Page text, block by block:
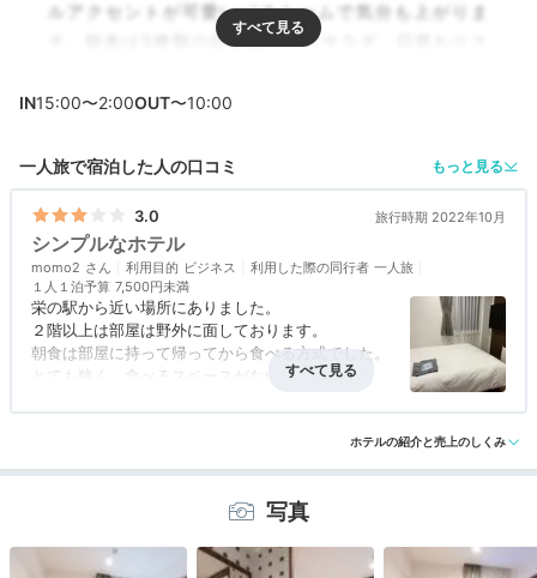
ルアクセントが可愛いバスルームで気分も上がりま
す。朝食は5種類の自家製パンにサラダ、日替わりス
い一日を穏やかにスタートできますよ。
IN15:00〜2:00OUT〜10:00
一人旅で宿泊した人の口コミ もっと見る
3.0 旅行時期 2022年10月
シンプルなホテル
momo2 利用目的 ビジネス 利用した際の同行者 一人旅
１人１泊予算 7,500円未満
栄の駅から近い場所にありました。
２階以上は部屋は野外に面しております。
朝食は部屋に持って帰ってから食べる方式でした。
とても狭く、食べるスペースがないので納得でした
面倒ですが、時間を気にすることなくゆっくり食べ
種類も少なくシンプルでしたが、フォカッチャなど
あったのは嬉しかった。
アクセス 3.5 コスパ 3.5 客室 3.0 接客対応 3.0 風呂 2.0
ホテルの紹介と売上のしくみ
写真